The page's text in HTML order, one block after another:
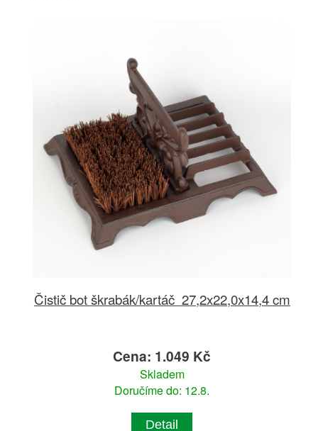
Čistič bot škrabák/kartáč 27,2x22,0x14,4 cm
Cena: 1.049 Kč
Skladem
Doručíme do: 12.8.
Detail